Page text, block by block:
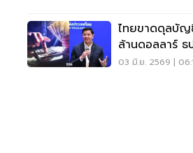
ไทยขาดดุลบัญ
ล้านดอลลาร์ ธ
สั้น
03 มิ.ย. 2569 |